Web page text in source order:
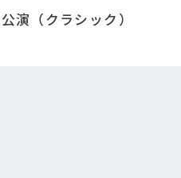
公演（クラシック）